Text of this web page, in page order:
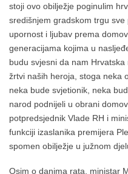
stoji ovo obilježje poginulim
središnjem gradskom trgu
upornost i ljubav prema
generacijama kojima u
budu svjesni da nam
žrtvi naših heroja, stoga neka
neka bude svjetionik, neka
narod podnijeli u obrani
potpredsjednik Vlade RH i
funkciji izaslanika premijera
spomen obilježje u južnom
Osim o danima rata, ministar